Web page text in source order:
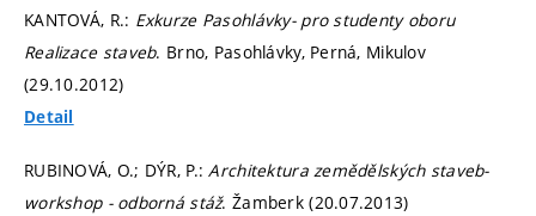
KANTOVÁ, R.: Exkurze Pasohlávky- pro studenty oboru
Realizace staveb. Brno, Pasohlávky, Perná, Mikulov
(29.10.2012)
Detail
RUBINOVÁ, O.; DÝR, P.:Architektura zemědělských staveb-
workshop - odborná stáž. Žamberk (20.07.2013)